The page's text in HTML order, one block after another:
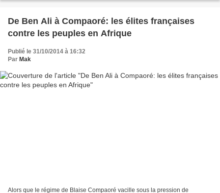
De Ben Ali à Compaoré: les élites françaises
contre les peuples en Afrique
Publié le 31/10/2014 à 16:32
Par Mak
Alors que le régime de Blaise Compaoré vacille sous la pression de